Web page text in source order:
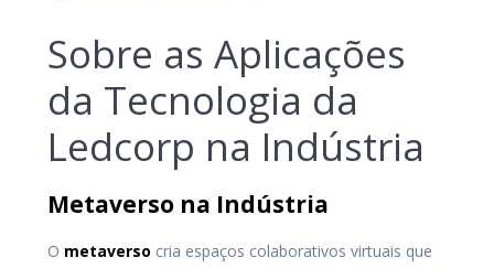
Sobre as Aplicações
da Tecnologia da
Ledcorp na Indústria
Metaverso na Indústria
O metaverso cria espaços colaborativos virtuais que